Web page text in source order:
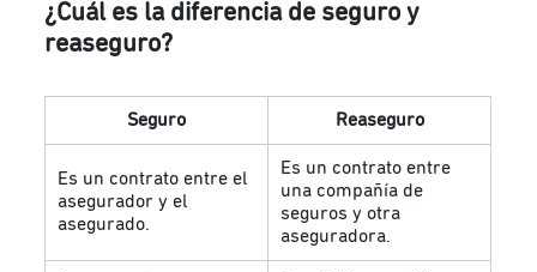
¿Cuál es la diferencia de seguro y
reaseguro?
Seguro Reaseguro
Es un contrato entre el
asegurador y el
asegurado.
Es un contrato entre
una compañía de
seguros y otra
aseguradora.